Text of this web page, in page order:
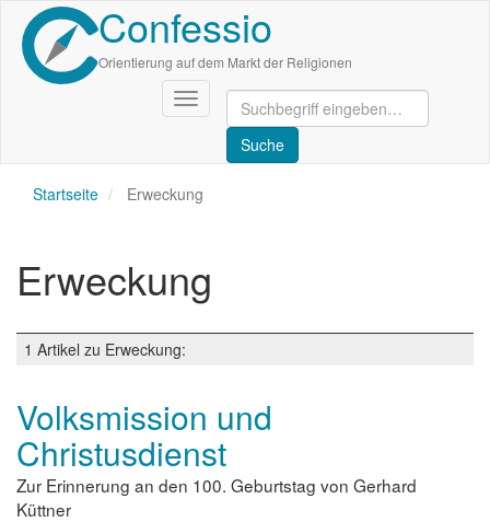
Direkt
zum
Inhalt
Confessio
Orientierung auf dem Markt der Religionen
Navigation
aktivieren/deaktivieren
Startseite Erweckung
Erweckung
1 Artikel zu Erweckung:
Volksmission und
Christusdienst
Zur Erinnerung an den 100. Geburtstag von Gerhard
Küttner